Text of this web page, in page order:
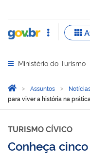
Abrir menu principal
Ministério do Turismo
Você está aqui:
Página Inicial
Assuntos
para viver a história na prática
TURISMO CÍVICO
Conheça